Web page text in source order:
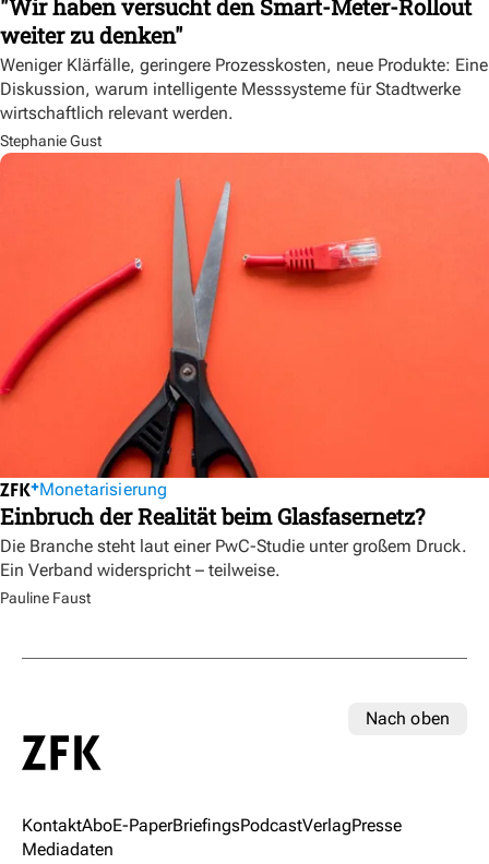
"Wir haben versucht den Smart-Meter-Rollout
weiter zu denken"
Weniger Klärfälle, geringere Prozesskosten, neue Produkte: Eine
Diskussion, warum intelligente Messsysteme für Stadtwerke
wirtschaftlich relevant werden.
Stephanie Gust
Monetarisierung
Einbruch der Realität beim Glasfasernetz?
Die Branche steht laut einer PwC-Studie unter großem Druck.
Ein Verband widerspricht – teilweise.
Pauline Faust
Nach oben
KontaktAboE-PaperBriefingsPodcastVerlagPresse
Mediadaten